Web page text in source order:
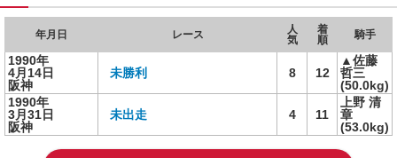
年月日 レース
人
気
着
順
騎手
1990年
4月14日
阪神
未勝利 8 12
▲佐藤
哲三
(50.0kg)
1990年
3月31日
阪神
未出走 4 11
上野 清
章
(53.0kg)